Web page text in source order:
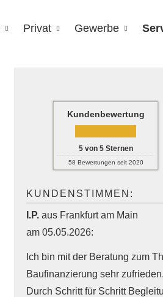
Privat Gewerbe
Kundenbewertung
5von 5Sternen
58 Bewertungen seit 2020
KUNDENSTIMMEN:
I.P. aus Frankfurt am Main
am 05.05.2026:
Ich bin mit der Beratung zum
Baufinanzierung sehr zufrieden.
Durch Schritt für Schritt